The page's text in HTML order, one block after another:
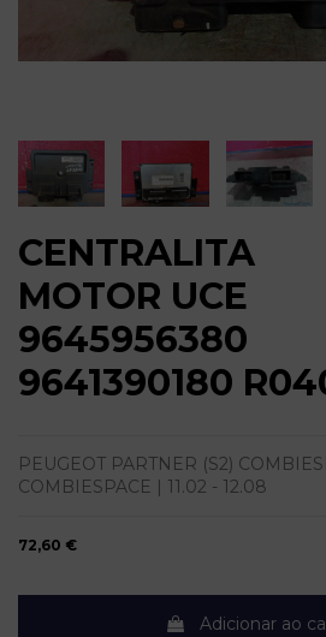
CENTRALITA
MOTOR UCE
9645956380
9641390180
PEUGEOT PARTNER (S2)
COMBIESPACE | 11.02 - 12.08
72,60 €
Adicionar ao